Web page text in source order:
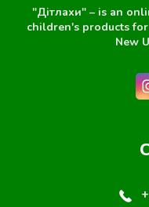
"Дітлахи" – is an
children's products
New